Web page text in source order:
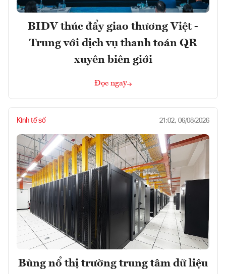
BIDV thúc đẩy giao thương Việt -
Trung với dịch vụ thanh toán QR
xuyên biên giới
Đọc ngay
Kinh tế số 21:02, 06/08/2026
Bùng nổ thị trường trung tâm dữ liệu